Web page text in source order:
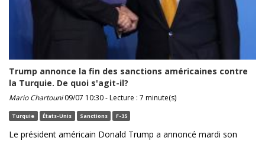
Trump annonce la fin des sanctions américaines contre
la Turquie. De quoi s'agit-il?
Mario Chartouni09/07 10:30 - Lecture : 7 minute(s)
Turquie États-Unis Sanctions F-35
Le président américain Donald Trump a annoncé mardi son